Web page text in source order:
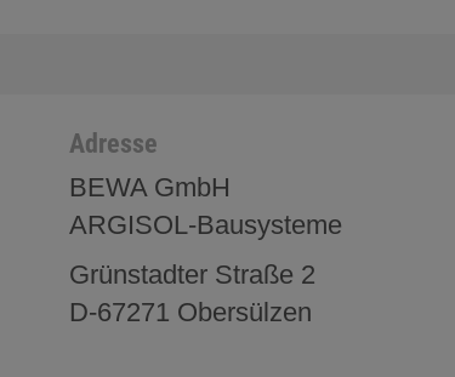
Adresse
BEWA GmbH
ARGISOL-Bausysteme
Grünstadter Straße 2
D-67271 Obersülzen